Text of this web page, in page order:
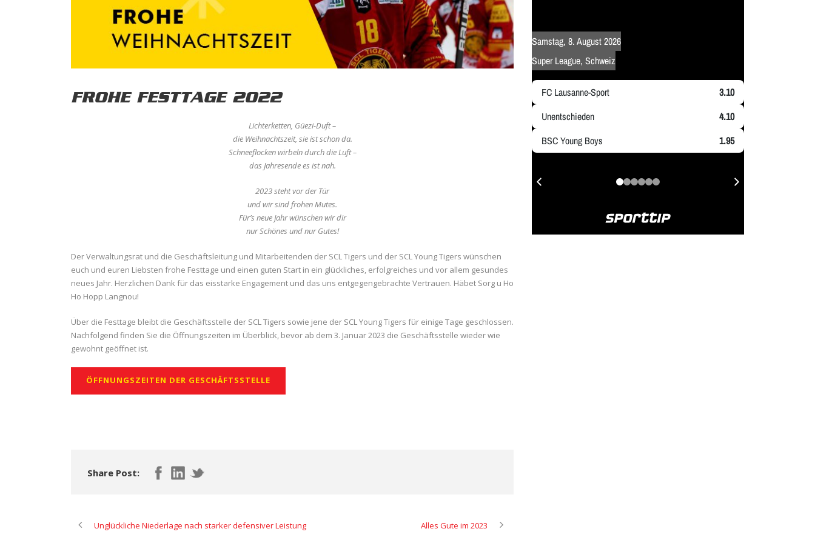
FROHE FESTTAGE 2022
Lichterketten, Güezi-Duft –
die Weihnachtszeit, sie ist schon da.
Schneeflocken wirbeln durch die Luft –
das Jahresende es ist nah.
2023 steht vor der Tür
und wir sind frohen Mutes.
Fürʼs neue Jahr wünschen wir dir
nur Schönes und nur Gutes!
Der Verwaltungsrat und die Geschäftsleitung und Mitarbeitenden der SCL Tigers und der SCL Young Tigers wünschen
euch und euren Liebsten frohe Festtage und einen guten Start in ein glückliches, erfolgreiches und vor allem gesundes
neues Jahr. Herzlichen Dank für das eisstarke Engagement und das uns entgegengebrachte Vertrauen. Häbet Sorg u Ho
Ho Hopp Langnou!
Über die Festtage bleibt die Geschäftsstelle der SCL Tigers sowie jene der SCL Young Tigers für einige Tage geschlossen.
Nachfolgend finden Sie die Öffnungszeiten im Überblick, bevor ab dem 3. Januar 2023 die Geschäftsstelle wieder wie
gewohnt geöffnet ist.
ÖFFNUNGSZEITEN DER GESCHÄFTSSTELLE
Share Post:
Unglückliche Niederlage nach starker defensiver Leistung Alles Gute im 2023